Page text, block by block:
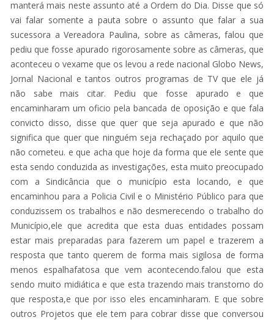
manterá mais neste assunto até a Ordem do Dia. Disse que só
vai falar somente a pauta sobre o assunto que falar a sua
sucessora a Vereadora Paulina, sobre as câmeras, falou que
pediu que fosse apurado rigorosamente sobre as câmeras, que
aconteceu o vexame que os levou a rede nacional Globo News,
Jornal Nacional e tantos outros programas de TV que ele já
não sabe mais citar. Pediu que fosse apurado e que
encaminharam um oficio pela bancada de oposição e que fala
convicto disso, disse que quer que seja apurado e que não
significa que quer que ninguém seja rechaçado por aquilo que
não cometeu. e que acha que hoje da forma que ele sente que
esta sendo conduzida as investigações, esta muito preocupado
com a Sindicância que o município esta locando, e que
encaminhou para a Policia Civil e o Ministério Público para que
conduzissem os trabalhos e não desmerecendo o trabalho do
Município,ele que acredita que esta duas entidades possam
estar mais preparadas para fazerem um papel e trazerem a
resposta que tanto querem de forma mais sigilosa de forma
menos espalhafatosa que vem acontecendo.falou que esta
sendo muito midiática e que esta trazendo mais transtorno do
que resposta,e que por isso eles encaminharam. E que sobre
outros Projetos que ele tem para cobrar disse que conversou